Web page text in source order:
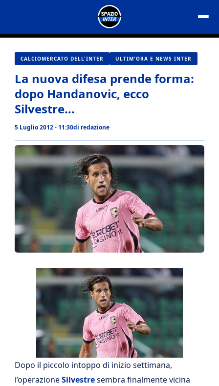
contenuto
CALCIOMERCATO DELL'INTER ULTIM'ORA E NEWS INTER
La nuova difesa prende forma:
dopo Handanovic, ecco
Silvestre…
5 Luglio 2012 - 11:30di redazione
Dopo il piccolo intoppo di inizio settimana,
l’operazioneSilvestresembra finalmente vicina